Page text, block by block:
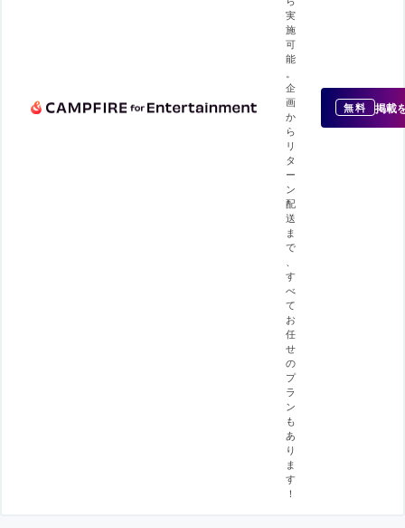
実
施
可
能
企
画
か
ら
リ
タ
ー
ン
配
送
ま
で
す
べ
て
お
任
せ
の
プ
ラ
ン
も
あ
り
ま
す
！
無料 掲載